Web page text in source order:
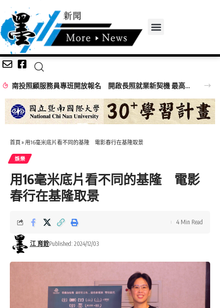
南投照顧服務員專班開放報名 開啟長照就業新契機 最高補助全額訓練費
首頁 » 用16毫米底片看不同的基隆 電影春行在基隆取景
娛樂
用16毫米底片看不同的基隆 電影
春行在基隆取景
江 育銓Published: 2024/12/03
4 Min Read